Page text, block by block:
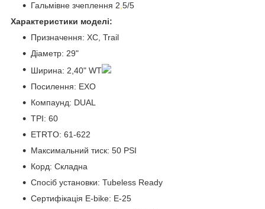
Гальмівне зчеплення 2,5/5
Характеристики моделі:
Призначення: XC, Trail
Діаметр: 29"
Ширина: 2,40" WT
Посилення: EXO
Компаунд: DUAL
TPI: 60
ETRTO: 61-622
Максимальний тиск: 50 PSI
Корд: Складна
Спосіб установки: Tubeless Ready
Сертифікація E-bike: E-25